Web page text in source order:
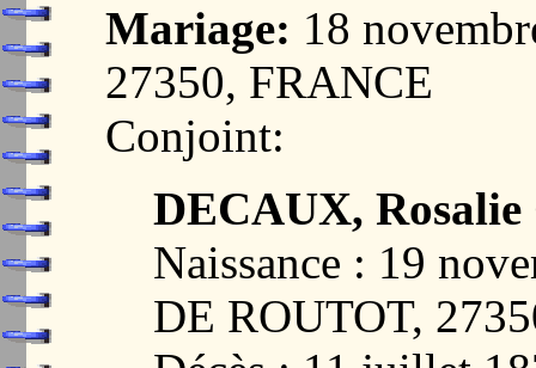
Mariage: 18
27350, FRANCE
Conjoint:
DECAUX, Rosalie
Naissance : 19
DE ROUTOT,